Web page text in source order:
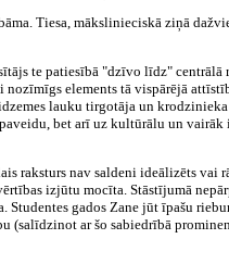
Tiesa, mākslinieciskā ziņā
te patiesībā "dzīvo līdz"
elements tā vispārējā
lauku tirgotāja un
bet arī uz kultūrālu un
raksturs nav saldeni ideālizēts
izjūtu mocīta. Stāstījumā
gados Zane jūt īpašu
ar šo sabiedrībā